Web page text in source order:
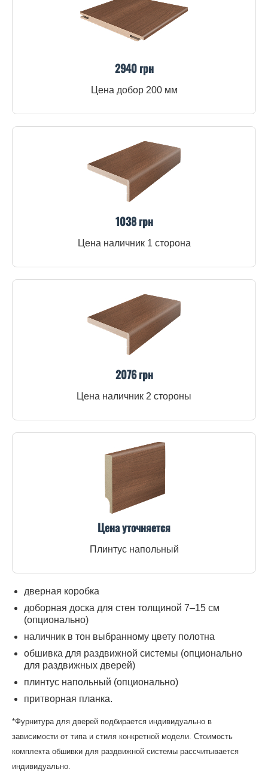
2940 грн
Цена добор 200 мм
1038 грн
Цена наличник 1 сторона
2076 грн
Цена наличник 2 стороны
Цена уточняется
Плинтус напольный
дверная коробка
доборная доска для стен толщиной 7–15 см
(опционально)
наличник в тон выбранному цвету полотна
обшивка для раздвижной системы (опционально
для раздвижных дверей)
плинтус напольный (опционально)
притворная планка.
*Фурнитура для дверей подбирается индивидуально в
зависимости от типа и стиля конкретной модели. Стоимость
комплекта обшивки для раздвижной системы рассчитывается
индивидуально.